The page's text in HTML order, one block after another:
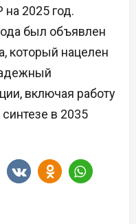
2025 год.
был объявлен
который нацелен
включая работу
в 2035